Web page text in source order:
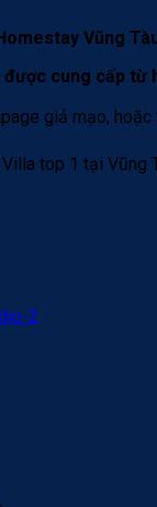
Vũng
được cung cấp từ
giả mạo,
top 1 tại Vũng